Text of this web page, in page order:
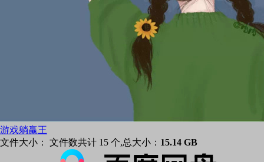
游戏躺赢王
文件大小：
文件数共计 15 个,总大小： 15.14 GB